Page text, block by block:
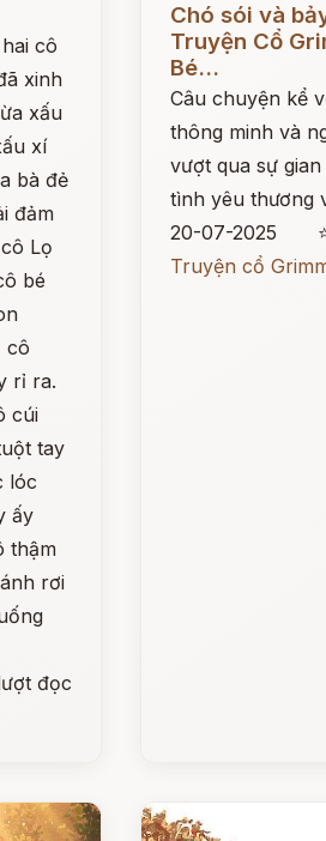
cô
xinh
xấu
xí
bà đẻ
đảm
Lọ
bé
cô
rỉ ra.
cúi
tay
lóc
ấy
thậm
rơi
đọc
Chó sói và
Truyện Cổ
Bé...
Câu chuyện kể
thông minh và
vượt qua sự
tình yêu thương
20-07-2025
Truyện cổ